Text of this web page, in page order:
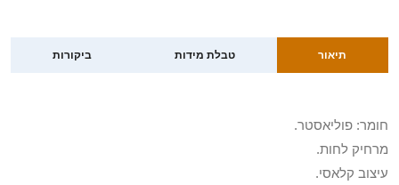
תיאור טבלת מידות ביקורות
חומר: פוליאסטר.
מרחיק לחות.
עיצוב קלאסי.